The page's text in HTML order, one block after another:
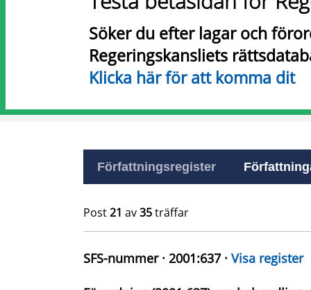
Söker du efter lagar och
Regeringskansliets
Klicka här för att komma dit
Författningsregister
Post21 av35träffar
SFS-nummer · 2001:637 · Visa register